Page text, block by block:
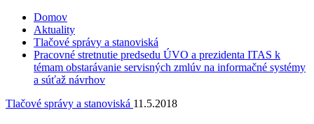
Domov
Aktuality
Tlačové správy a stanoviská
Pracovné stretnutie predsedu ÚVO a prezidenta ITAS k
témam obstarávanie servisných zmlúv na informačné systémy
a súťaž návrhov
Tlačové správy a stanoviská 11.5.2018